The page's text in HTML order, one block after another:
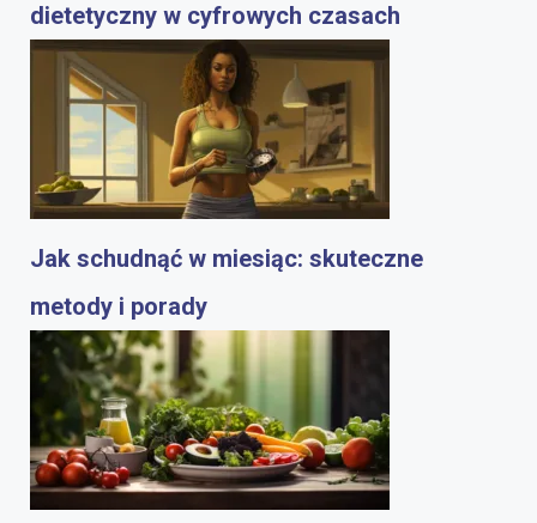
dietetyczny w cyfrowych czasach
Jak schudnąć w miesiąc: skuteczne
metody i porady